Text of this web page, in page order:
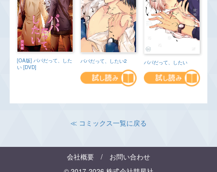
[OA版] パパだって、した
い [DVD]
パパだって、したい2 パパだって、したい
≪ コミックス一覧に戻る
会社概要 / お問い合わせ